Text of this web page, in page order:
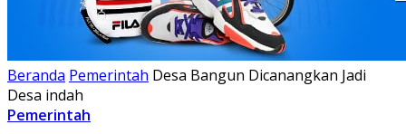
Beranda Pemerintah Desa Bangun Dicanangkan Jadi
Desa indah
Pemerintah